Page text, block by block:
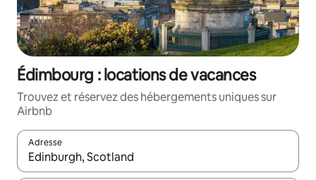
Édimbourg : locations de vacances
Trouvez et réservez des hébergements uniques sur
Airbnb
Adresse
Lorsque les résultats s'affichent, utilisez les flèches vers le